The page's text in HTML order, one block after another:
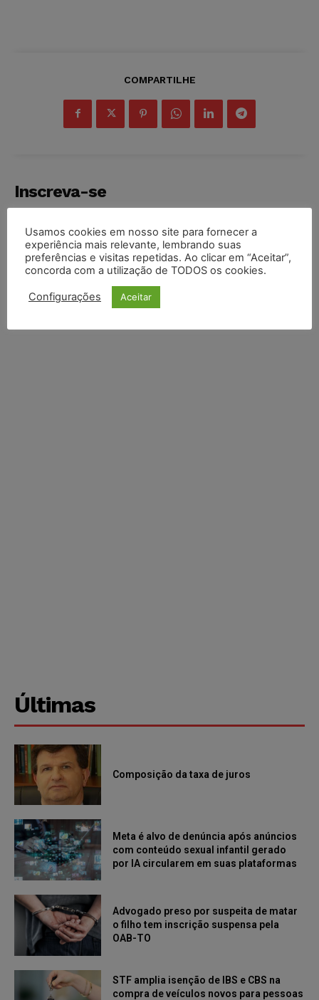
COMPARTILHE
Inscreva-se
INSCREVER
Li e aceito aPolítica de Privacidade
Últimas
Composição da taxa de juros
Meta é alvo de denúncia após anúncios
com conteúdo sexual infantil gerado
por IA circularem em suas plataformas
Advogado preso por suspeita de matar
o filho tem inscrição suspensa pela
OAB-TO
STF amplia isenção de IBS e CBS na
compra de veículos novos para pessoas
Usamos cookies em nosso site para fornecer a
experiência mais relevante, lembrando suas
preferências e visitas repetidas. Ao clicar em “Aceitar”,
concorda com a utilização de TODOS os cookies.
Configurações Aceitar